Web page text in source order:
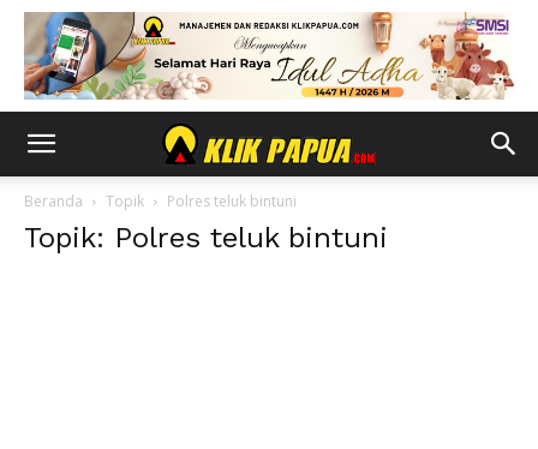
Beranda Topik Polres teluk bintuni
Topik: Polres teluk bintuni